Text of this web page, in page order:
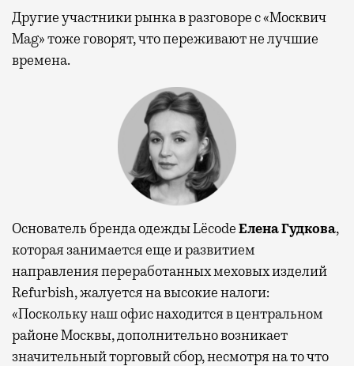
Другие участники рынка в разговоре с «Москвич
Mag» тоже говорят, что переживают не лучшие
времена.
Основатель бренда одежды LëcodeЕлена Гудкова,
которая занимается еще и развитием
направления переработанных меховых изделий
Refurbish, жалуется на высокие налоги:
«Поскольку наш офис находится в центральном
районе Москвы, дополнительно возникает
значительный торговый сбор, несмотря на то что